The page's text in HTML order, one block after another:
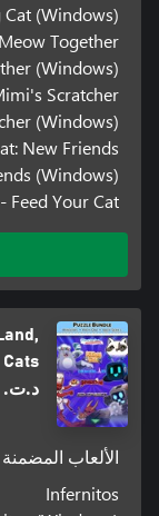
Cat (Windows)
Together
(Windows)
Scratcher
(Windows)
New Friends
(Windows)
Feed Your Cat
د.ت.‏ 84,000
الألعاب المضمنة
Infernitos